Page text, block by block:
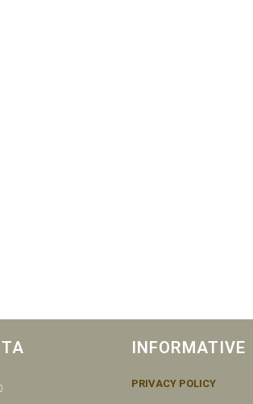
INFORMATIVE
PRIVACY POLICY